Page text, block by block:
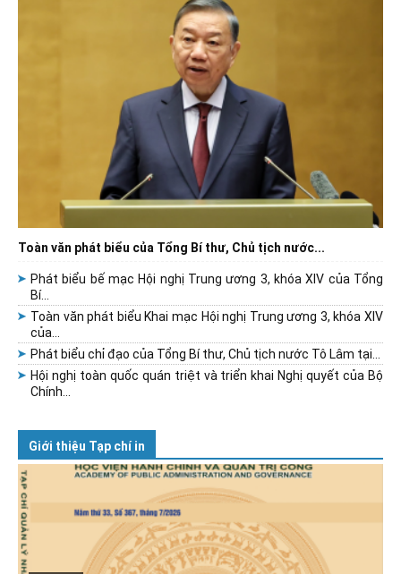
Toàn văn phát biểu của Tổng Bí thư, Chủ tịch nước...
Phát biểu bế mạc Hội nghị Trung ương 3, khóa XIV của Tổng
Bí...
Toàn văn phát biểu Khai mạc Hội nghị Trung ương 3, khóa XIV
của...
Phát biểu chỉ đạo của Tổng Bí thư, Chủ tịch nước Tô Lâm tại...
Hội nghị toàn quốc quán triệt và triển khai Nghị quyết của Bộ
Chính...
Giới thiệu Tạp chí in